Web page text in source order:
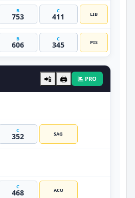
B
753
C
411 LIB
B
606
C
345 PIS
📲 🖨️ PRO
C
352 SAG
C
468 ACU